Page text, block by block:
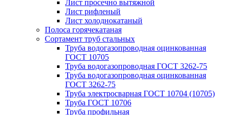
Лист просечно вытяжной
Лист рифленый
Лист холоднокатаный
Полоса горячекатаная
Сортамент труб стальных
Труба водогазопроводная оцинкованная
ГОСТ 10705
Труба водогазопроводная ГОСТ 3262-75
Труба водогазопроводная оцинкованная
ГОСТ 3262-75
Труба электросварная ГОСТ 10704 (10705)
Труба ГОСТ 10706
Труба профильная